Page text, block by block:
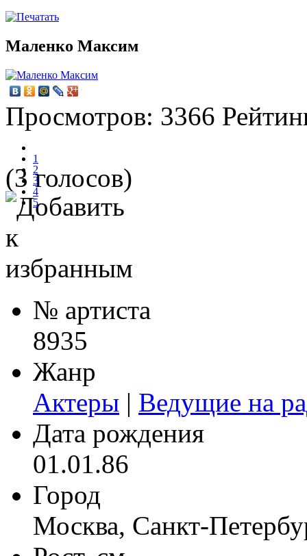
Маленко Максим
Просмотров: 3366
1
2
3
4
5
(3 голосов)
№ артиста
8935
Жанр
Актеры | Ведущие на
Дата рождения
01.01.86
Город
Москва, Санкт-